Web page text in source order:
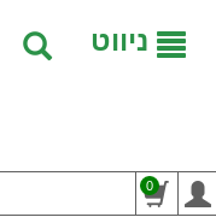
ניווט
0